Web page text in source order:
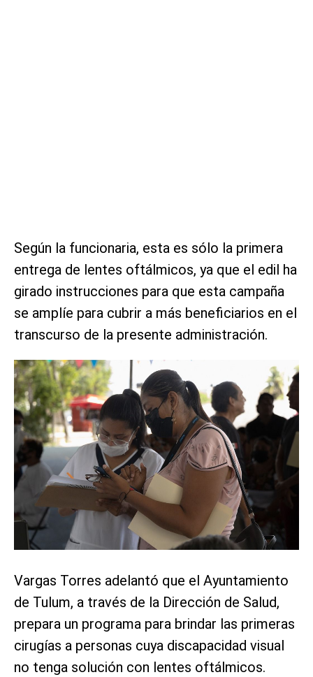
Según la funcionaria, esta es sólo la primera
entrega de lentes oftálmicos, ya que el edil ha
girado instrucciones para que esta campaña
se amplíe para cubrir a más beneficiarios en el
transcurso de la presente administración.
Vargas Torres adelantó que el Ayuntamiento
de Tulum, a través de la Dirección de Salud,
prepara un programa para brindar las primeras
cirugías a personas cuya discapacidad visual
no tenga solución con lentes oftálmicos.